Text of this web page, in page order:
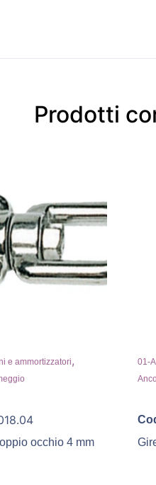
Prodotti
e ammortizzatori,
occhio 4 mm
01-